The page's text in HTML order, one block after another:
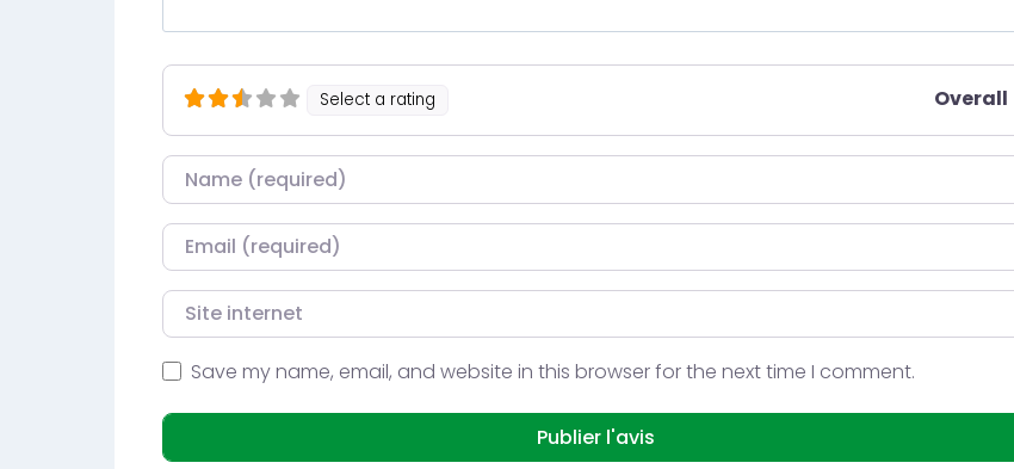
Select a rating Overall
Nom
Courriel
Site internet
Save my name, email, and website in this browser for the next time I comment.